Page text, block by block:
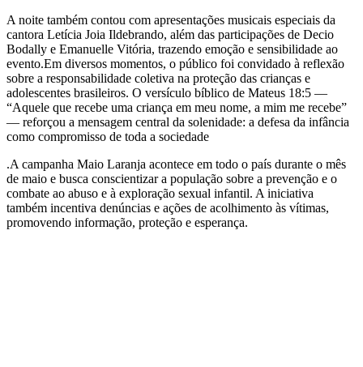
A noite também contou com apresentações musicais especiais da
cantora Letícia Joia Ildebrando, além das participações de Decio
Bodally e Emanuelle Vitória, trazendo emoção e sensibilidade ao
evento.Em diversos momentos, o público foi convidado à reflexão
sobre a responsabilidade coletiva na proteção das crianças e
adolescentes brasileiros. O versículo bíblico de Mateus 18:5 —
“Aquele que recebe uma criança em meu nome, a mim me recebe”
— reforçou a mensagem central da solenidade: a defesa da infância
como compromisso de toda a sociedade
.A campanha Maio Laranja acontece em todo o país durante o mês
de maio e busca conscientizar a população sobre a prevenção e o
combate ao abuso e à exploração sexual infantil. A iniciativa
também incentiva denúncias e ações de acolhimento às vítimas,
promovendo informação, proteção e esperança.